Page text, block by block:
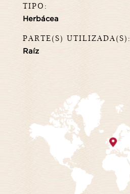
TIPO:
Herbácea
PARTE(S) UTILIZADA(S):
Raíz